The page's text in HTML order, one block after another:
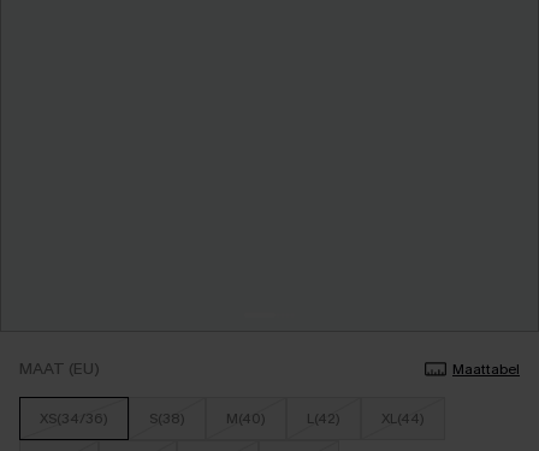
MAAT (EU) Maattabel
XS(34/36) S(38) M(40) L(42) XL(44)